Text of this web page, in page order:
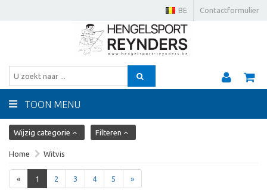
Contactformulier
BE
TOON MENU
Wijzig categorie Filteren
Home Witvis
« 1 2 3 4 5 »